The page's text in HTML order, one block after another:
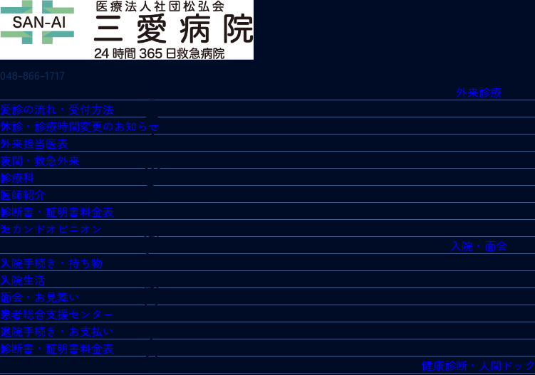
048-866-1717
外来診療
受診の流れ・受付方法
休診・診療時間変更のお知らせ
外来担当医表
夜間・救急外来
診療科
医師紹介
診断書・証明書料金表
セカンドオピニオン
入院・面会
入院手続き・持ち物
入院生活
面会・お見舞い
患者総合支援センター
退院手続き・お支払い
診断書・証明書料金表
健康診断・人間ドック